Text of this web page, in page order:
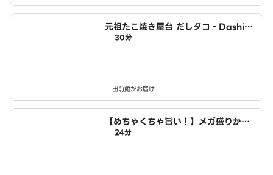
元祖たこ焼き屋台 だしタコ‐DashiTa
ko‐ 清田店
30分
出前館がお届け
【めちゃくちゃ旨い！】メガ盛りから
あげ丼 まんぞく屋 清田店
24分